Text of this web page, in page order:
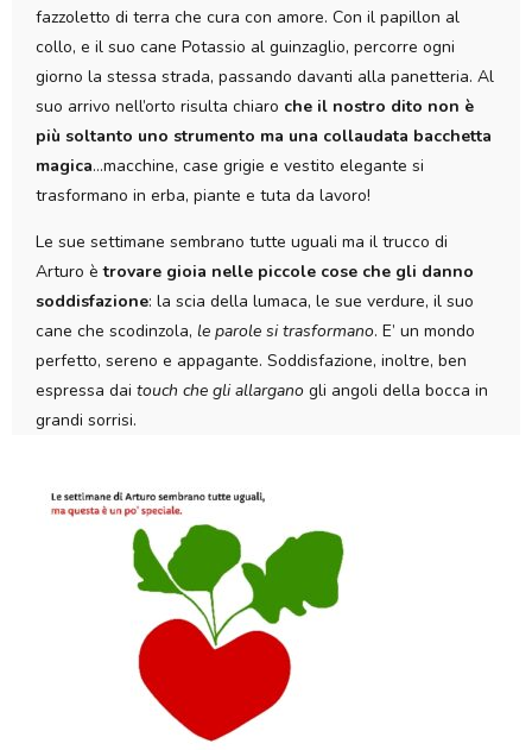
fazzoletto di terra che cura con amore. Con il papillon al
collo, e il suo cane Potassio al guinzaglio, percorre ogni
giorno la stessa strada, passando davanti alla panetteria. Al
suo arrivo nell’orto risulta chiaro che il nostro dito non è
più soltanto uno strumento ma una collaudata bacchetta
magica…macchine, case grigie e vestito elegante si
trasformano in erba, piante e tuta da lavoro!
Le sue settimane sembrano tutte uguali ma il trucco di
Arturo ètrovare gioia nelle piccole cose che gli danno
soddisfazione: la scia della lumaca, le sue verdure, il suo
cane che scodinzola, le parole si trasformano. E’ un mondo
perfetto, sereno e appagante. Soddisfazione, inoltre, ben
espressa dai touch che gli allargano gli angoli della bocca in
grandi sorrisi.